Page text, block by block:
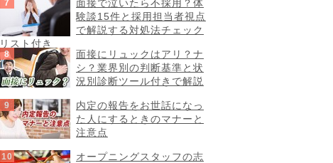
面接で泣いたら不採用？体
験談15件と採用担当者視点
で解説する対処法チェック
リスト付き
面接にリュックはアリ？ナ
シ？業界別の判断基準と状
況別診断ツール付きで解説
内定の報告をお世話になっ
た人にするときのマナーと
注意点
オープニングスタッフの志